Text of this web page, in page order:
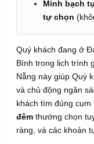
Minh bạch
tự chọn
Quý khách đang ở
Bình trong lịch trình
Nẵng này giúp Quý
và chủ động ngân
khách tìm đúng cụm
đêm thường chọn
ràng, và các khoản